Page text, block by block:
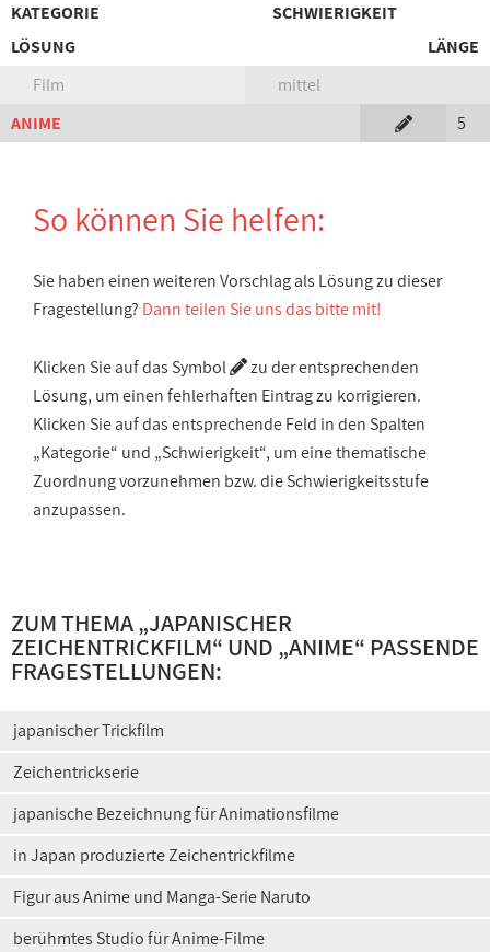
KATEGORIE
SCHWIERIGKEIT
LÖSUNG
LÄNGE
Film
mittel
ANIME
5
So können Sie helfen:
Sie haben einen weiteren Vorschlag als Lösung zu dieser
Fragestellung? Dann teilen Sie uns das bitte mit!
Klicken Sie auf das Symbol
zu der entsprechenden
Lösung, um einen fehlerhaften Eintrag zu korrigieren.
Klicken Sie auf das entsprechende Feld in den Spalten
„Kategorie“ und „Schwierigkeit“, um eine thematische
Zuordnung vorzunehmen bzw. die Schwierigkeitsstufe
anzupassen.
ZUM THEMA „JAPANISCHER
ZEICHENTRICKFILM“ UND „ANIME“ PASSENDE
FRAGESTELLUNGEN:
japanischer Trickfilm
Zeichentrickserie
japanische Bezeichnung für Animationsfilme
in Japan produzierte Zeichentrickfilme
Figur aus Anime und Manga-Serie Naruto
berühmtes Studio für Anime-Filme